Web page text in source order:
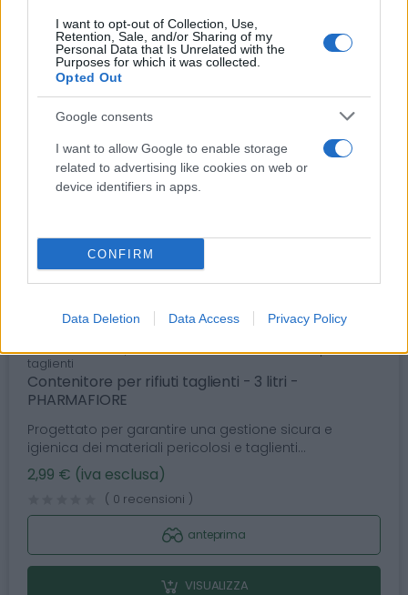
I want to opt-out of Collection, Use,
Retention, Sale, and/or Sharing of my
Personal Data that Is Unrelated with the
Purposes for which it was collected.
Opted Out
Google consents
I want to allow Google to enable storage
related to advertising like cookies on web or
device identifiers in apps.
CONFIRM
Data Deletion Data Access Privacy Policy
Contenitori urine, feci e rifiuti sanitari > Contenitori per rifiuti
taglienti
Contenitore per rifiuti taglienti - 3 litri -
PHARMAFIORE
Progettato per garantire una gestione sicura e
igienica dei materiali pericolosi e taglienti...
2,99 € (iva esclusa)
( 0 recensioni )
anteprima
VISUALIZZA